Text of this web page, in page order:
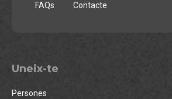
FAQs Contacte
Uneix-te
Persones